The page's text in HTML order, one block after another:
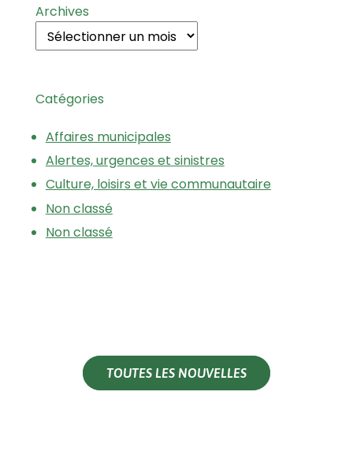
Archives
Catégories
Affaires municipales
Alertes, urgences et sinistres
Culture, loisirs et vie communautaire
Non classé
Non classé
TOUTES LES NOUVELLES